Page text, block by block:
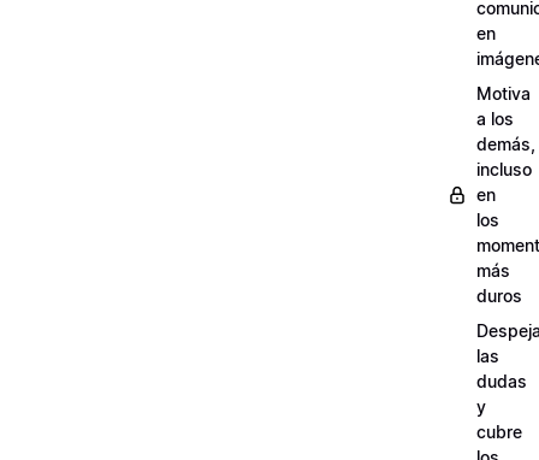
en
Motiva
a los
demás,
incluso
en
los
más
duros
las
dudas
y
cubre